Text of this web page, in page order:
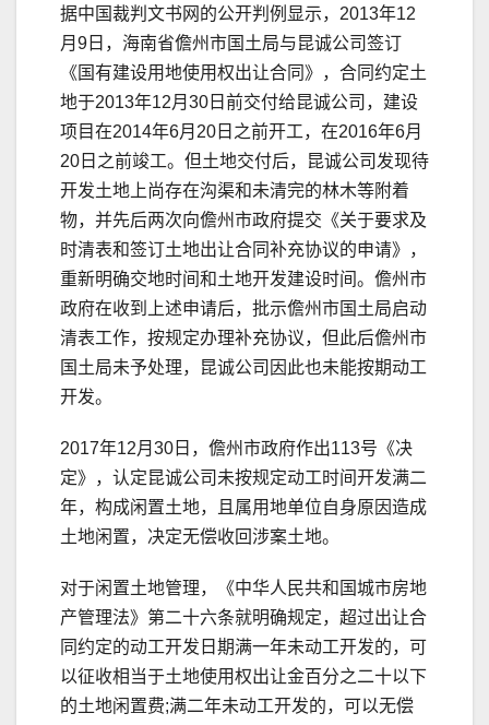
据中国裁判文书网的公开判例显示，2013年12
月9日，海南省儋州市国土局与昆诚公司签订
《国有建设用地使用权出让合同》，合同约定土
地于2013年12月30日前交付给昆诚公司，建设
项目在2014年6月20日之前开工，在2016年6月
20日之前竣工。但土地交付后，昆诚公司发现待
开发土地上尚存在沟渠和未清完的林木等附着
物，并先后两次向儋州市政府提交《关于要求及
时清表和签订土地出让合同补充协议的申请》，
重新明确交地时间和土地开发建设时间。儋州市
政府在收到上述申请后，批示儋州市国土局启动
清表工作，按规定办理补充协议，但此后儋州市
国土局未予处理，昆诚公司因此也未能按期动工
开发。
2017年12月30日，儋州市政府作出113号《决
定》，认定昆诚公司未按规定动工时间开发满二
年，构成闲置土地，且属用地单位自身原因造成
土地闲置，决定无偿收回涉案土地。
对于闲置土地管理，《中华人民共和国城市房地
产管理法》第二十六条就明确规定，超过出让合
同约定的动工开发日期满一年未动工开发的，可
以征收相当于土地使用权出让金百分之二十以下
的土地闲置费;满二年未动工开发的，可以无偿